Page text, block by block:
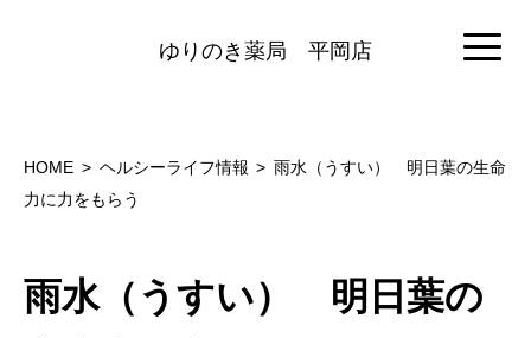
ゆりのき薬局 平岡店
HOME ヘルシーライフ情報
雨水（うすい） 明日葉の生命
力に力をもらう
雨水（うすい） 明日葉の